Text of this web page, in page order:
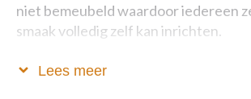
niet bemeubeld waardoor iedereen
smaak volledig zelf kan inrichten.
Het gebouw is voorzien van een lift en
Lees meer